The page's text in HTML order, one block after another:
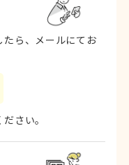
たら、メールにてお
さい。